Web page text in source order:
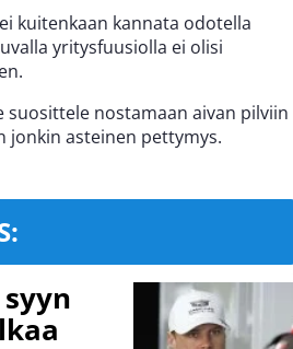
kuitenkaan kannata odotella
yritysfuusiolla ei olisi
nostamaan aivan pilviin
jonkin asteinen pettymys.